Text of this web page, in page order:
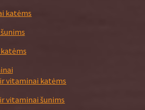
katėms
vitaminai katėms
vitaminai šunims